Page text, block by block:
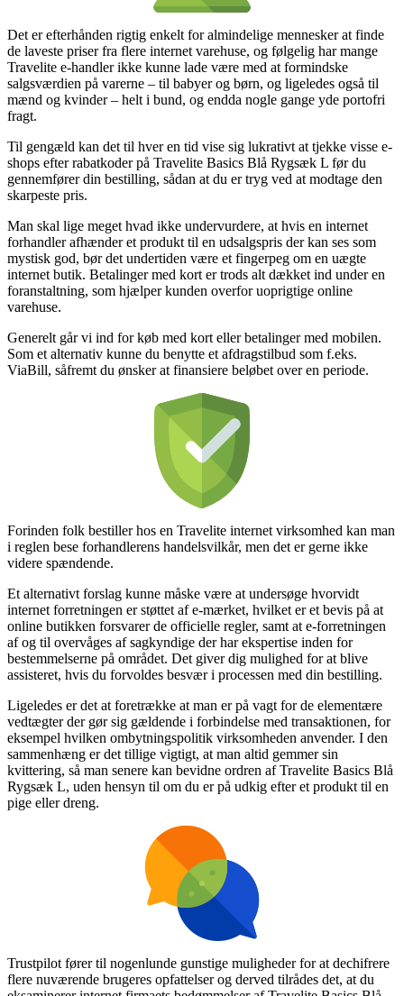
Det er efterhånden rigtig enkelt for almindelige mennesker at finde
de laveste priser fra flere internet varehuse, og følgelig har mange
Travelite e-handler ikke kunne lade være med at formindske
salgsværdien på varerne – til babyer og børn, og ligeledes også til
mænd og kvinder – helt i bund, og endda nogle gange yde portofri
fragt.
Til gengæld kan det til hver en tid vise sig lukrativt at tjekke visse e-
shops efter rabatkoder på Travelite Basics Blå Rygsæk L før du
gennemfører din bestilling, sådan at du er tryg ved at modtage den
skarpeste pris.
Man skal lige meget hvad ikke undervurdere, at hvis en internet
forhandler afhænder et produkt til en udsalgspris der kan ses som
mystisk god, bør det undertiden være et fingerpeg om en uægte
internet butik. Betalinger med kort er trods alt dækket ind under en
foranstaltning, som hjælper kunden overfor uoprigtige online
varehuse.
Generelt går vi ind for køb med kort eller betalinger med mobilen.
Som et alternativ kunne du benytte et afdragstilbud som f.eks.
ViaBill, såfremt du ønsker at finansiere beløbet over en periode.
Forinden folk bestiller hos en Travelite internet virksomhed kan man
i reglen bese forhandlerens handelsvilkår, men det er gerne ikke
videre spændende.
Et alternativt forslag kunne måske være at undersøge hvorvidt
internet forretningen er støttet af e-mærket, hvilket er et bevis på at
online butikken forsvarer de officielle regler, samt at e-forretningen
af og til overvåges af sagkyndige der har ekspertise inden for
bestemmelserne på området. Det giver dig mulighed for at blive
assisteret, hvis du forvoldes besvær i processen med din bestilling.
Ligeledes er det at foretrække at man er på vagt for de elementære
vedtægter der gør sig gældende i forbindelse med transaktionen, for
eksempel hvilken ombytningspolitik virksomheden anvender. I den
sammenhæng er det tillige vigtigt, at man altid gemmer sin
kvittering, så man senere kan bevidne ordren af Travelite Basics Blå
Rygsæk L, uden hensyn til om du er på udkig efter et produkt til en
pige eller dreng.
Trustpilot fører til nogenlunde gunstige muligheder for at dechifrere
flere nuværende brugeres opfattelser og derved tilrådes det, at du